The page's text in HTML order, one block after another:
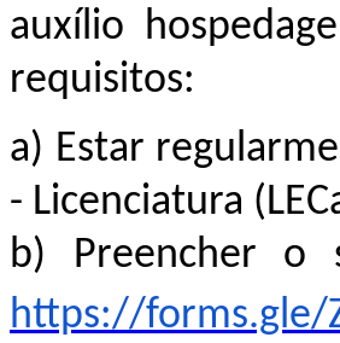
auxílio
requisitos:
a) Estar
- Licenciatura
b) Preencher o
https://forms.gle/